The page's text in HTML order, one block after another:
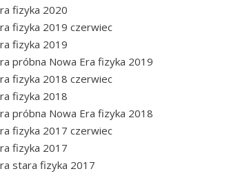
fizyka 2020
fizyka 2019 czerwiec
fizyka 2019
próbna Nowa Era fizyka 2019
fizyka 2018 czerwiec
fizyka 2018
próbna Nowa Era fizyka 2018
fizyka 2017 czerwiec
fizyka 2017
stara fizyka 2017